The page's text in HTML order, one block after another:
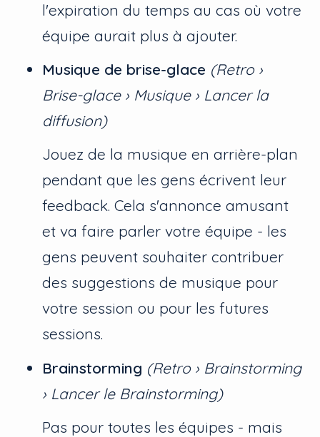
l'expiration du temps au cas où votre
équipe aurait plus à ajouter.
Musique de brise-glace (Retro ›
Brise-glace › Musique › Lancer la
diffusion)
Jouez de la musique en arrière-plan
pendant que les gens écrivent leur
feedback. Cela s'annonce amusant
et va faire parler votre équipe - les
gens peuvent souhaiter contribuer
des suggestions de musique pour
votre session ou pour les futures
sessions.
Brainstorming (Retro › Brainstorming
› Lancer le Brainstorming)
Pas pour toutes les équipes - mais